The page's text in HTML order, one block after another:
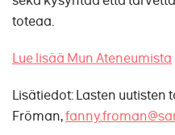
toteaa.
Lue lisää Mun Ateneumista
Lisätiedot: Lasten
Fröman,